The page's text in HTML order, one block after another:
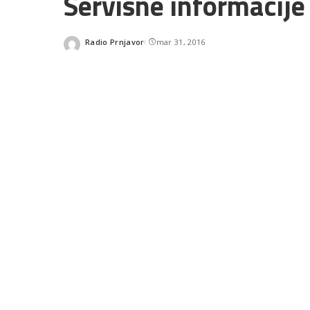
Posted
Radio Prnjavor mar 31, 2016